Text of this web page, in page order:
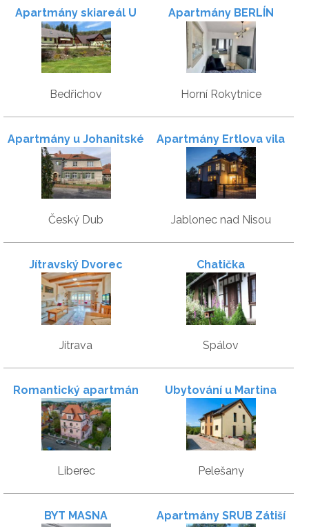
Apartmány skiareál U
Vodárny Bedřichov
Bedřichov
Apartmány BERLÍN
Horní Rokytnice
Apartmány u Johanitské
komendy
Český Dub
Apartmány Ertlova vila
Jablonec nad Nisou
Jítravský Dvorec
Jítrava
Chatička
Spálov
Romantický apartmán
Staré Město
Liberec
Ubytování u Martina
Pelešany
BYT MASNA Apartmány SRUB Zátiší